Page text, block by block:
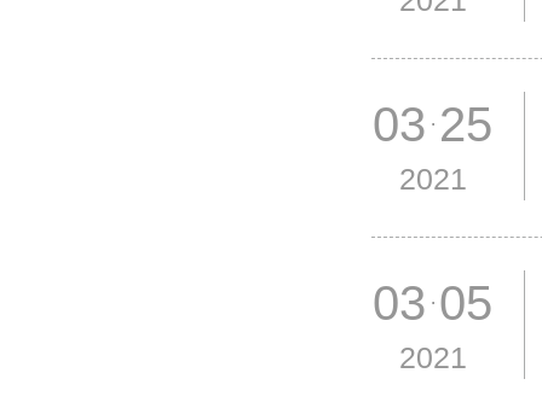
03 25
2021
03 05
2021